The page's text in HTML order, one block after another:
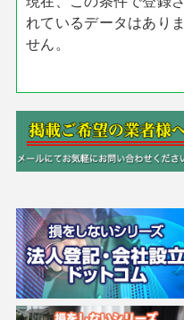
れているデータはありま
せん。